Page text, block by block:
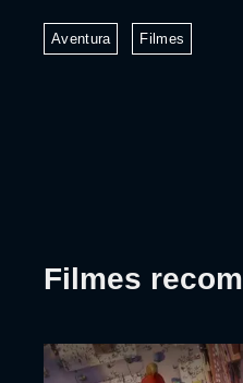
Aventura Filmes
Filmes